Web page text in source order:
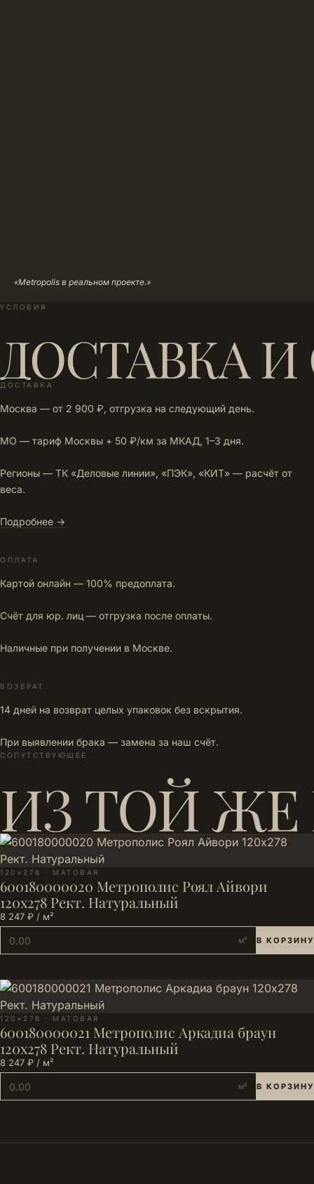
«Metropolis в реальном проекте.»
УСЛОВИЯ
ДОСТАВКА
ДОСТАВКА
Москва — от 2 900 ₽, отгрузка на следующий день.
МО — тариф Москвы + 50 ₽/км за МКАД, 1–3 дня.
Регионы — ТК «Деловые линии», «ПЭК», «КИТ» — расчёт от
веса.
Подробнее →
ОПЛАТА
Картой онлайн — 100% предоплата.
Счёт для юр. лиц — отгрузка после оплаты.
Наличные при получении в Москве.
ВОЗВРАТ
14 дней на возврат целых упаковок без вскрытия.
При выявлении брака — замена за наш счёт.
СОПУТСТВУЮЩЕЕ
ИЗ ТОЙ ЖЕ
120×278 · МАТОВАЯ
600180000020 Метрополис Роял Айвори
120х278 Рект. Натуральный
8 247 ₽ / м²
м² В КОРЗИНУ
120×278 · МАТОВАЯ
600180000021 Метрополис Аркадиа браун
120х278 Рект. Натуральный
8 247 ₽ / м²
м² В КОРЗИНУ